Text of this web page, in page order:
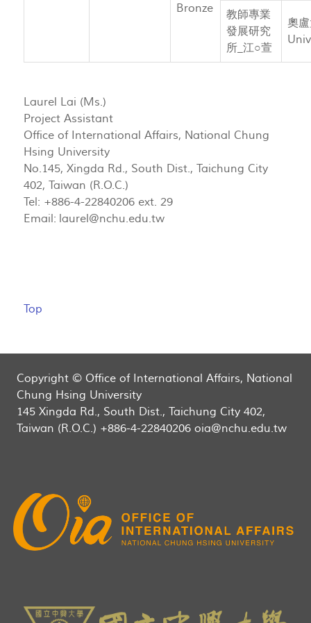
Bronze
教師專業
發展研究
所_江○萱
奧
Laurel Lai (Ms.)
Project Assistant
Office of International Affairs, National Chung
Hsing University
No.145, Xingda Rd., South Dist., Taichung City
402, Taiwan (R.O.C.)
Tel: +886-4-22840206 ext. 29
Email: laurel@nchu.edu.tw
Top
Copyright © Office of International Affairs, National
Chung Hsing University
145 Xingda Rd., South Dist., Taichung City 402,
Taiwan (R.O.C.) +886-4-22840206 oia@nchu.edu.tw